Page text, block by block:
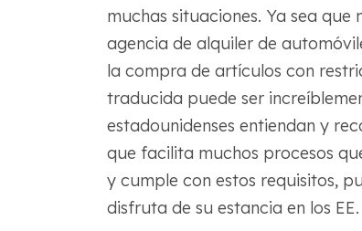
muchas situaciones. Ya sea
agencia de alquiler de
la compra de artículos con
traducida puede ser
estadounidenses entiendan y
que facilita muchos procesos
y cumple con estos requisitos,
disfruta de su estancia en los